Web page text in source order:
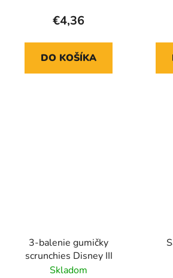
€4,36
DO KOŠÍKA
3-balenie gumičky
scrunchies Disney III
Skladom